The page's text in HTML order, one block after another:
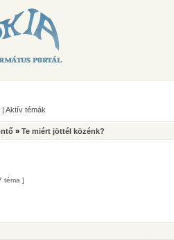
| Aktív témák
» Te miért jöttél közénk?
téma ]